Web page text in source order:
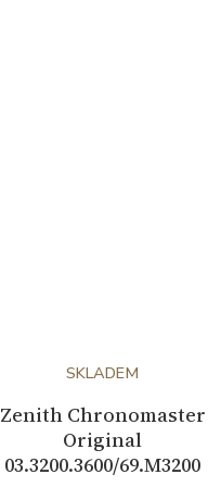
SKLADEM
Zenith Chronomaster
Original
03.3200.3600/69.M3200